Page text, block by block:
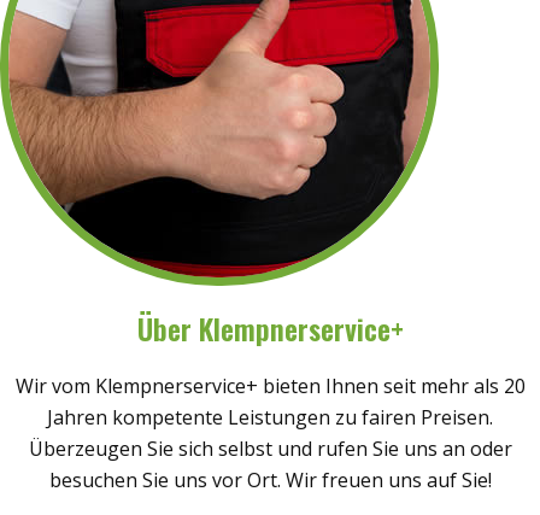
Über Klempnerservice+
Wir vom Klempnerservice+ bieten Ihnen seit mehr als 20
Jahren kompetente Leistungen zu fairen Preisen.
Überzeugen Sie sich selbst und rufen Sie uns an oder
besuchen Sie uns vor Ort. Wir freuen uns auf Sie!